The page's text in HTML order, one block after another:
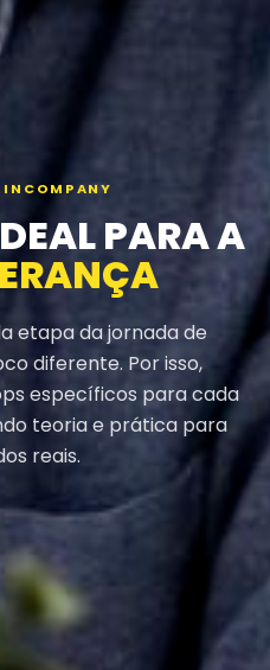
PARA A
etapa da jornada de
diferente. Por isso,
específicos para cada
teoria e prática para
reais.